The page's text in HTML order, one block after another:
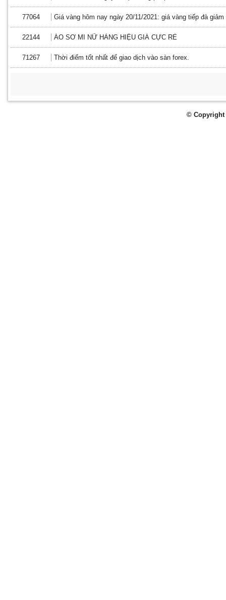
77064 Giá vàng hôm nay ngày 20/11/2021: giá vàng tiếp đà giảm
22144 ÁO SƠ MI NỮ HÀNG HIỆU GIÁ CỰC RẺ
71267 Thời điểm tốt nhất để giao dịch vào sàn forex.
© Copyright